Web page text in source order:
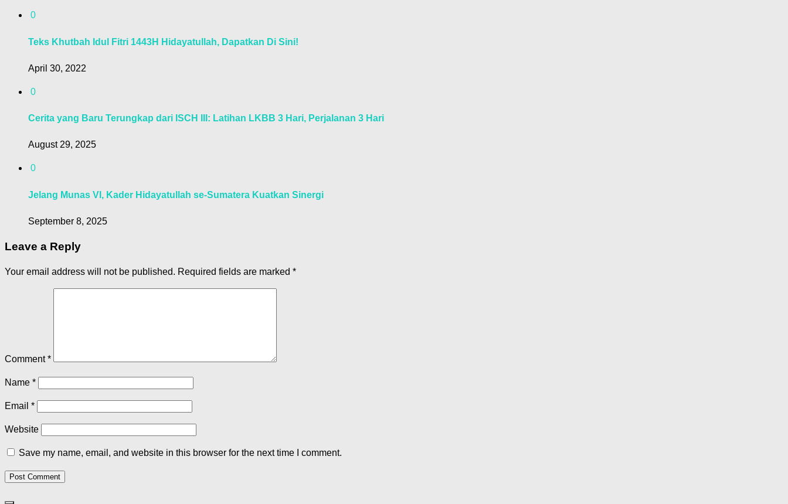
0
Teks Khutbah Idul Fitri 1443H Hidayatullah, Dapatkan Di Sini!
April 30, 2022
0
Cerita yang Baru Terungkap dari ISCH III: Latihan LKBB 3 Hari, Perjalanan 3 Hari
August 29, 2025
0
Jelang Munas VI, Kader Hidayatullah se-Sumatera Kuatkan Sinergi
September 8, 2025
Leave a Reply
Your email address will not be published. Required fields are marked *
Comment*
Name *
Email *
Website
Save my name, email, and website in this browser for the next time I comment.